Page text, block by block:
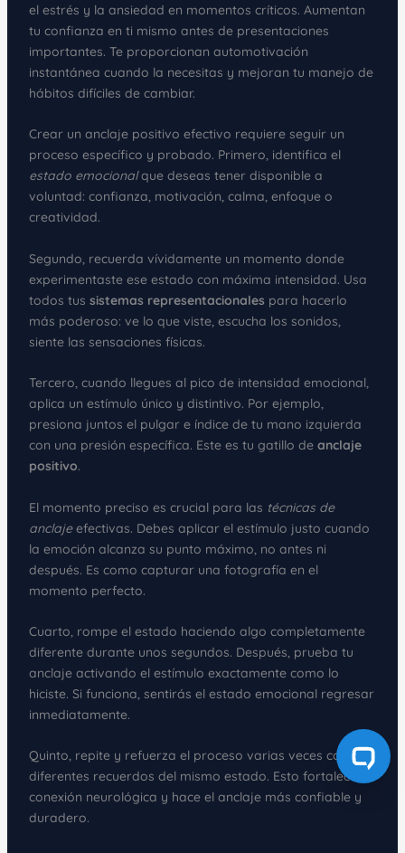
el estrés y la ansiedad en momentos críticos. Aumentan
tu confianza en ti mismo antes de presentaciones
importantes. Te proporcionan automotivación
instantánea cuando la necesitas y mejoran tu manejo de
hábitos difíciles de cambiar.
Crear un anclaje positivo efectivo requiere seguir un
proceso específico y probado. Primero, identifica el
estado emocionalque deseas tener disponible a
voluntad: confianza, motivación, calma, enfoque o
creatividad.
Segundo, recuerda vívidamente un momento donde
experimentaste ese estado con máxima intensidad. Usa
todos tus sistemas representacionales para hacerlo
más poderoso: ve lo que viste, escucha los sonidos,
siente las sensaciones físicas.
Tercero, cuando llegues al pico de intensidad emocional,
aplica un estímulo único y distintivo. Por ejemplo,
presiona juntos el pulgar e índice de tu mano izquierda
con una presión específica. Este es tu gatillo de anclaje
positivo.
El momento preciso es crucial para las técnicas de
anclajeefectivas. Debes aplicar el estímulo justo cuando
la emoción alcanza su punto máximo, no antes ni
después. Es como capturar una fotografía en el
momento perfecto.
Cuarto, rompe el estado haciendo algo completamente
diferente durante unos segundos. Después, prueba tu
anclaje activando el estímulo exactamente como lo
hiciste. Si funciona, sentirás el estado emocional regresar
inmediatamente.
Quinto, repite y refuerza el proceso varias veces con
diferentes recuerdos del mismo estado. Esto fortalece la
conexión neurológica y hace el anclaje más confiable y
duradero.